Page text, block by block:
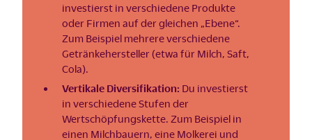
investierst in verschiedene Produkte
oder Firmen auf der gleichen „Ebene“.
Zum Beispiel mehrere verschiedene
Getränkehersteller (etwa für Milch, Saft,
Cola).
Vertikale Diversifikation: Du investierst
in verschiedene Stufen der
Wertschöpfungskette. Zum Beispiel in
einen Milchbauern, eine Molkerei und